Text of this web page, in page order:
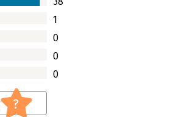
1
0
0
0
?